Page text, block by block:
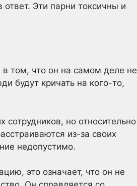
ответ. Эти парни токсичны и
том, что он на самом деле не
будут кричать на кого-то,
но относительно
из-за своих
недопустимо.
это означает, что он не